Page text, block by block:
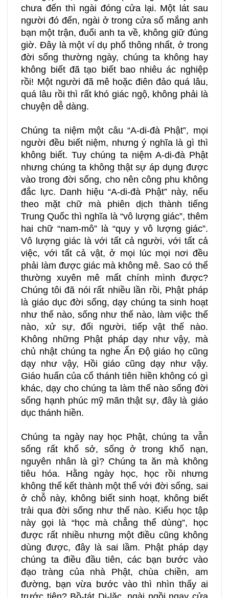
chưa đến thì ngài đóng cửa lại. Một lát sau
người đó đến, ngài ở trong cửa sổ mắng anh
bạn một trận, đuổi anh ta về, không giữ đúng
giờ. Đây là một ví dụ phổ thông nhất, ở trong
đời sống thường ngày, chúng ta không hay
không biết đã tạo biết bao nhiêu ác nghiệp
rồi! Một người đã mê hoặc điên đảo quá lâu,
quá lâu rồi thì rất khó giác ngộ, không phải là
chuyện dễ dàng.
Chúng ta niệm một câu “A-di-đà Phật”, mọi
người đều biết niệm, nhưng ý nghĩa là gì thì
không biết. Tuy chúng ta niệm A-di-đà Phật
nhưng chúng ta không thật sự áp dụng được
vào trong đời sống, cho nên công phu không
đắc lực. Danh hiệu “A-di-đà Phật” này, nếu
theo mặt chữ mà phiên dịch thành tiếng
Trung Quốc thì nghĩa là “vô lượng giác”, thêm
hai chữ “nam-mô” là “quy y vô lượng giác”.
Vô lượng giác là với tất cả người, với tất cả
việc, với tất cả vật, ở mọi lúc mọi nơi đều
phải làm được giác mà không mê. Sao có thể
thường xuyên mê mất chính mình được?
Chúng tôi đã nói rất nhiều lần rồi, Phật pháp
là giáo dục đời sống, dạy chúng ta sinh hoạt
như thế nào, sống như thế nào, làm việc thế
nào, xử sự, đối người, tiếp vật thế nào.
Không những Phật pháp dạy như vậy, mà
chủ nhật chúng ta nghe Ấn Độ giáo họ cũng
dạy như vậy, Hồi giáo cũng dạy như vậy.
Giáo huấn của cổ thánh tiên hiền không có gì
khác, dạy cho chúng ta làm thế nào sống đời
sống hạnh phúc mỹ mãn thật sự, đây là giáo
dục thánh hiền.
Chúng ta ngày nay học Phật, chúng ta vẫn
sống rất khổ sở, sống ở trong khổ nạn,
nguyên nhân là gì? Chúng ta ăn mà không
tiêu hóa. Hằng ngày học, học rồi nhưng
không thể kết thành một thể với đời sống, sai
ở chỗ này, không biết sinh hoạt, không biết
trải qua đời sống như thế nào. Kiểu học tập
này gọi là “học mà chẳng thể dùng”, học
được rất nhiều nhưng một điều cũng không
dùng được, đây là sai lầm. Phật pháp dạy
chúng ta điều đầu tiên, các bạn bước vào
đạo tràng của nhà Phật, chùa chiền, am
đường, bạn vừa bước vào thì nhìn thấy ai